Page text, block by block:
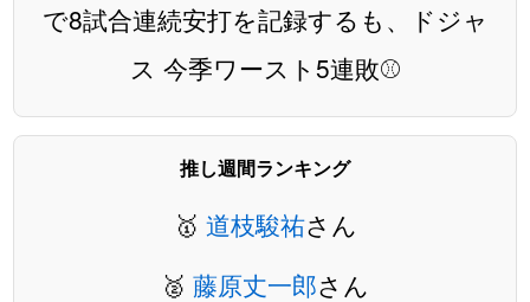
で8試合連続安打を記録するも、ドジャ
ス 今季ワースト5連敗⚾️
推し週間ランキング
🥇 道枝駿祐さん
🥈 藤原丈一郎さん